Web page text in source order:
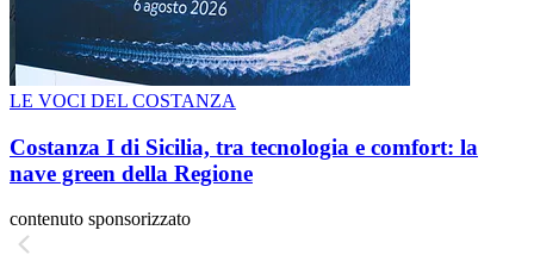
LE VOCI DEL COSTANZA
Costanza I di Sicilia, tra tecnologia e comfort: la
nave green della Regione
contenuto sponsorizzato